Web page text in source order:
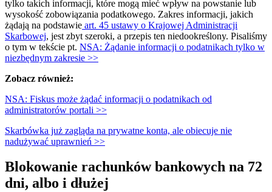
tylko takich informacji, które mogą mieć wpływ na powstanie lub
wysokość zobowiązania podatkowego. Zakres informacji, jakich
żądają na podstawie art. 45 ustawy o Krajowej Administracji
Skarbowej, jest zbyt szeroki, a przepis ten niedookreślony. Pisaliśmy
o tym w tekście pt. NSA: Żądanie informacji o podatnikach tylko w
niezbędnym zakresie >>
Zobacz również:
NSA: Fiskus może żądać informacji o podatnikach od
administratorów portali >>
Skarbówka już zagląda na prywatne konta, ale obiecuje nie
nadużywać uprawnień >>
Blokowanie rachunków bankowych na 72
dni, albo i dłużej